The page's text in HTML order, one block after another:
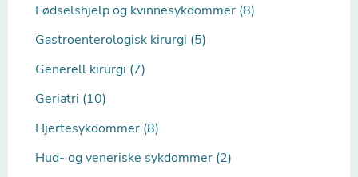
Fødselshjelp og kvinnesykdommer (8)
Gastroenterologisk kirurgi (5)
Generell kirurgi (7)
Geriatri (10)
Hjertesykdommer (8)
Hud- og veneriske sykdommer (2)